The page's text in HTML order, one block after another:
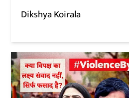
Dikshya Koirala